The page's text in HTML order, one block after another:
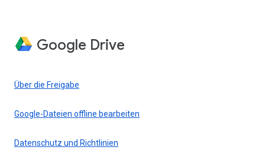
Google Drive
Über die Freigabe
Google-Dateien offline bearbeiten
Datenschutz und Richtlinien